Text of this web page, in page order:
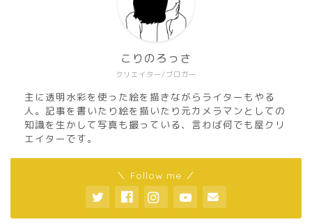
クリエイター/ブロガー
こりのろっさ
主に透明水彩を使った絵を描きながらライターもやる
人。記事を書いたり絵を描いたり元カメラマンとしての
知識を生かして写真も撮っている、言わば何でも屋クリ
エイターです。
＼ Follow me ／